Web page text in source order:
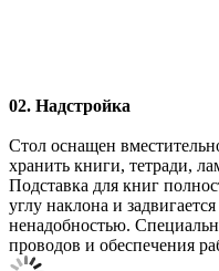
02. Надстройка
Стол оснащен
хранить книги, тетради,
Подставка для книг
углу наклона и
ненадобностью.
проводов и обеспечения